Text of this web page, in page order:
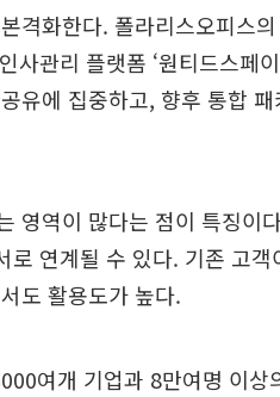
격화한다. 폴라리스오피스
사관리 플랫폼 ‘원티드스페
유에 집중하고, 향후 통합
영역이 많다는 점이 특징이
로 연계될 수 있다. 기존 고
도 활용도가 높다.
여개 기업과 8만여명 이상